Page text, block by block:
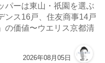
パーは東山・祇園を選ぶ
ンス16戸、住友商事14戸
の価値〜ウエリス京都清
2026年08月05日